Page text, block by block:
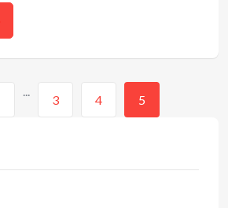
...
3 4 5